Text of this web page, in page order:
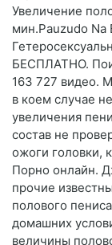
Увеличение
мин.Pauzudo
БЕСПЛАТНО.
163 727 видео.
в коем случае
увеличения
состав не
ожоги головки,
Порно онлайн.
прочие
полового
домашних
величины